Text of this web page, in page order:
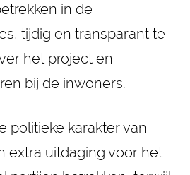
in de
tijdig en transparant te
het project en
bij de inwoners.
politieke karakter van
extra uitdaging voor het